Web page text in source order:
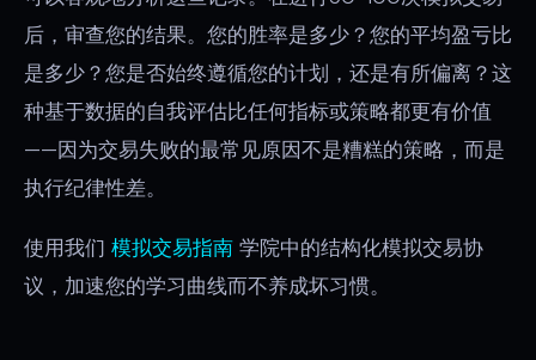
后，审查您的结果。您的胜率是多少？您的平均盈亏比
是多少？您是否始终遵循您的计划，还是有所偏离？这
种基于数据的自我评估比任何指标或策略都更有价值
——因为交易失败的最常见原因不是糟糕的策略，而是
执行纪律性差。
使用我们 模拟交易指南 学院中的结构化模拟交易协
议，加速您的学习曲线而不养成坏习惯。